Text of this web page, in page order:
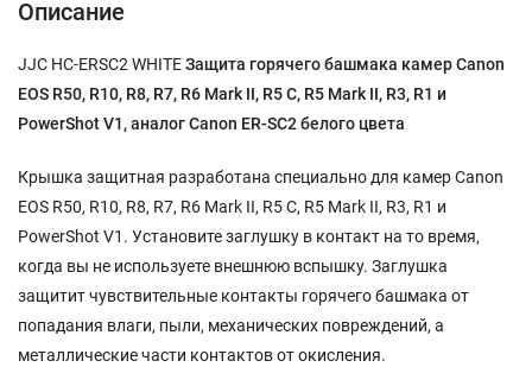
Описание
JJC HC-ERSC2 WHITEЗащита горячего башмака камер Canon
EOS R50, R10, R8, R7, R6 Mark II, R5 C, R5 Mark II, R3, R1 и
PowerShot V1, аналог Canon ER-SC2 белого цвета
Крышка защитная разработана специально для камер Canon
EOS R50, R10, R8, R7, R6 Mark II, R5 C, R5 Mark II, R3, R1 и
PowerShot V1. Установите заглушку в контакт на то время,
когда вы не используете внешнюю вспышку. Заглушка
защитит чувствительные контакты горячего башмака от
попадания влаги, пыли, механических повреждений, а
металлические части контактов от окисления.